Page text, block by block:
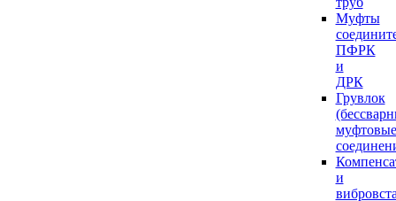
Муфты
ПФРК
и
ДРК
Грувлок
муфтовые
и